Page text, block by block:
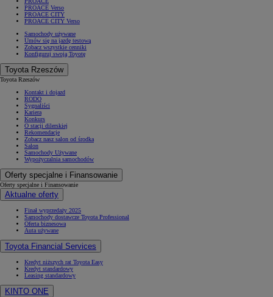
PROACE Verso
PROACE CITY
PROACE CITY Verso
Samochody używane
Umów się na jazdę testową
Zobacz wszystkie cenniki
Konfiguruj swoją Toyotę
Toyota Rzeszów
Toyota Rzeszów
Kontakt i dojazd
RODO
Sygnaliści
Kariera
Konkurs
O stacji dilerskiej
Rekomendacje
Zobacz nasz salon od środka
Salon
Samochody Używane
Wypożyczalnia samochodów
Oferty specjalne i Finansowanie
Oferty specjalne i Finansowanie
Aktualne oferty
Finał wyprzedaży 2025
Samochody dostawcze Toyota Professional
Oferta biznesowa
Auta używane
Toyota Financial Services
Kredyt niższych rat Toyota Easy
Kredyt standardowy
Leasing standardowy
KINTO ONE